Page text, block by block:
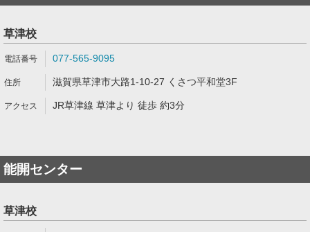
草津校
077-565-9095
滋賀県草津市大路1-10-27 くさつ平和堂3F
JR草津線 草津より 徒歩 約3分
能開センター
草津校